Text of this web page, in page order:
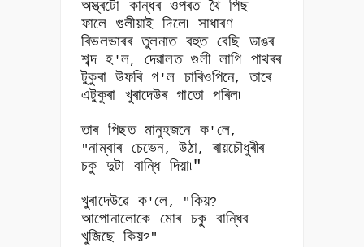
অস্ত্ৰটো কান্ধৰ ওপৰত থৈ পিছ
ফালে গুলীয়াই দিলে৷ সাধাৰণ
ৰিভলভাৰৰ তুলনাত বহুত বেছি ডাঙৰ
শব্দ হ'ল, দেৱালত গুলী লাগি পাথৰৰ
টুকুৰা উফৰি গ 'ল চাৰিওপিনে,তাৰে
এটুকুৰা খুৰাদেউৰ গাতো পৰিল৷
তাৰ পিছত মানুহজনে ক' লে,
"নাম্বাৰ চেভেন,উঠা,ৰায়চৌধুৰীৰ
চকু দুটা বান্ধি দিয়া৷"
খুৰাদেউৱে ক'লে, "কিয়?
আপোনালোকে মোৰ চকু বান্ধিব
খুজিছে কিয়?"